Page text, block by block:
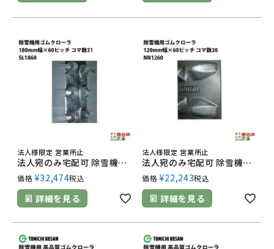
法人様限定 営業所止
法人宛のみ宅配可 除雪機用クローラ 180mm幅×60ピッチ コマ数31 SL1860 1本
価格 ¥32,474税込
詳細を見る
法人様限定 営業所止
法人宛のみ宅配可 除雪機用クローラ 120mm幅×60ピッチ コマ数20 NN1260 1本
価格 ¥22,243税込
詳細を見る